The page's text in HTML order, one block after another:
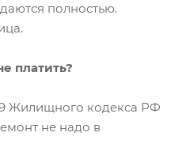
полностью.
платить?
Жилищного кодекса РФ
не надо в